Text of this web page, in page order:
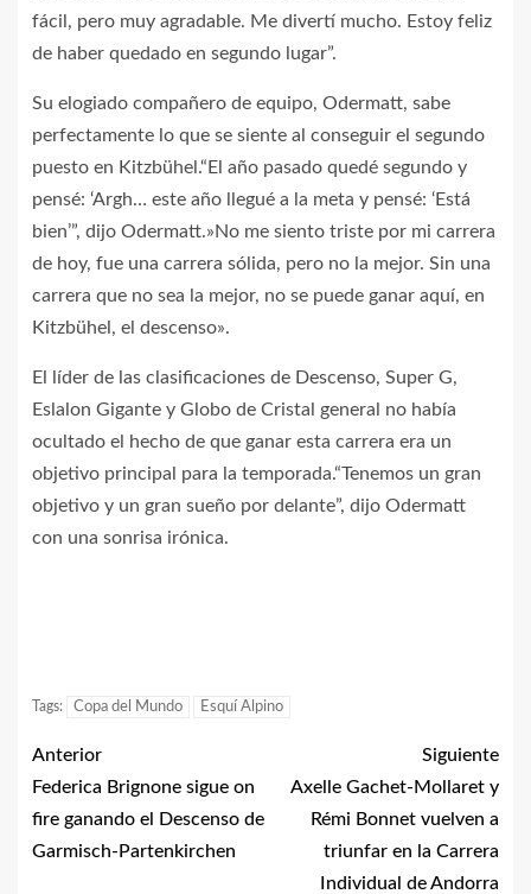
fácil, pero muy agradable. Me divertí mucho. Estoy feliz
de haber quedado en segundo lugar”.
Su elogiado compañero de equipo, Odermatt, sabe
perfectamente lo que se siente al conseguir el segundo
puesto en Kitzbühel.“El año pasado quedé segundo y
pensé: ‘Argh… este año llegué a la meta y pensé: ‘Está
bien’”, dijo Odermatt.»No me siento triste por mi carrera
de hoy, fue una carrera sólida, pero no la mejor. Sin una
carrera que no sea la mejor, no se puede ganar aquí, en
Kitzbühel, el descenso».
El líder de las clasificaciones de Descenso, Super G,
Eslalon Gigante y Globo de Cristal general no había
ocultado el hecho de que ganar esta carrera era un
objetivo principal para la temporada.“Tenemos un gran
objetivo y un gran sueño por delante”, dijo Odermatt
con una sonrisa irónica.
Tags: Copa del Mundo Esquí Alpino
Anterior
Federica Brignone sigue on
fire ganando el Descenso de
Garmisch-Partenkirchen
Siguiente
Axelle Gachet-Mollaret y
Rémi Bonnet vuelven a
triunfar en la Carrera
Individual de Andorra